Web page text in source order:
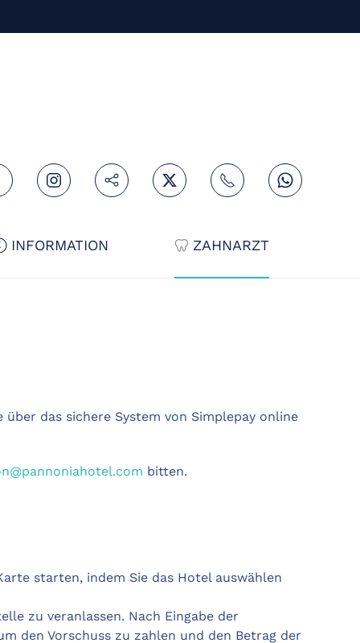
INFORMATION ZAHNARZT
das sichere System von Simplepay online
bitten.
starten, indem Sie das Hotel auswählen
zu veranlassen. Nach Eingabe der
den Vorschuss zu zahlen und den Betrag der